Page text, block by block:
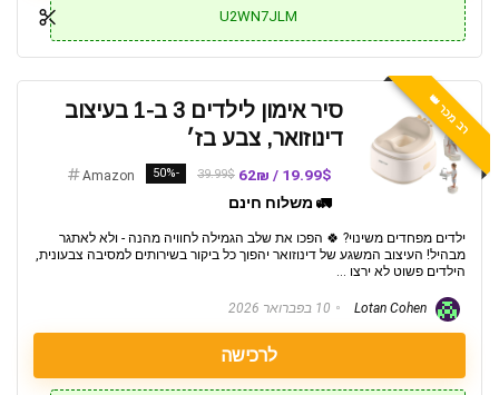
U2WN7JLM
רב מכר 👑
סיר אימון לילדים 3 ב-1 בעיצוב
דינוזואר, צבע בז׳
19.99$ / 62₪
39.99$
-50%
Amazon
🚛 משלוח חינם
ילדים מפחדים משינוי? 🍀 הפכו את שלב הגמילה לחוויה מהנה - ולא לאתגר
מבהיל! העיצוב המשגע של דינוזואר יהפוך כל ביקור בשירותים למסיבה צבעונית,
הילדים פשוט לא ירצו ...
10 בפברואר 2026
לרכישה